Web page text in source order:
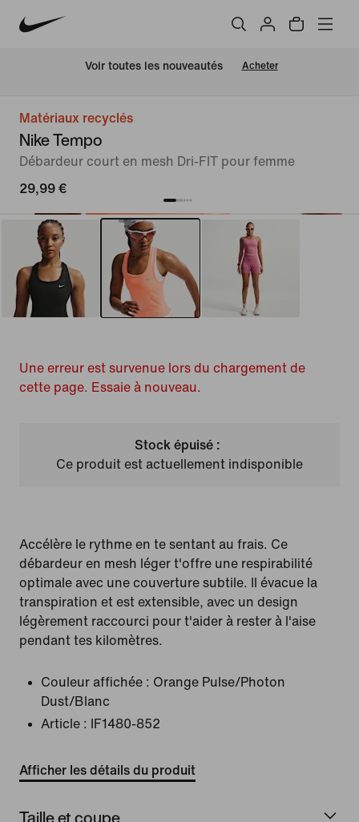
Voir toutes les nouveautés Acheter
Matériaux recyclés
Nike Tempo
Débardeur court en mesh Dri-FIT pour femme
29,99 €
Une erreur est survenue lors du chargement de
cette page. Essaie à nouveau.
Stock épuisé :
Ce produit est actuellement indisponible
Accélère le rythme en te sentant au frais. Ce
débardeur en mesh léger t'offre une respirabilité
optimale avec une couverture subtile. Il évacue la
transpiration et est extensible, avec un design
légèrement raccourci pour t'aider à rester à l'aise
pendant tes kilomètres.
Couleur affichée : Orange Pulse/Photon
Dust/Blanc
Article :
IF1480-852
Afficher les détails du produit
Taille et coupe